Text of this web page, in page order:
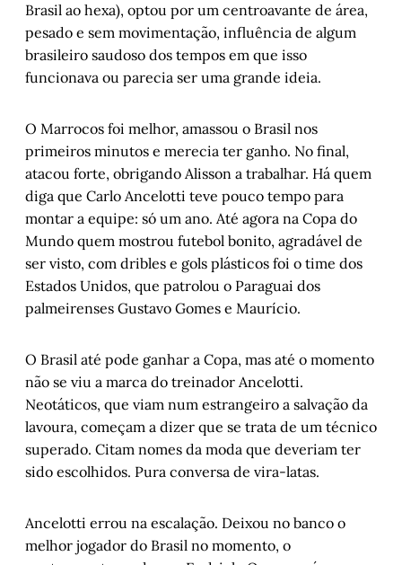
Brasil ao hexa), optou por um centroavante de área,
pesado e sem movimentação, influência de algum
brasileiro saudoso dos tempos em que isso
funcionava ou parecia ser uma grande ideia.
O Marrocos foi melhor, amassou o Brasil nos
primeiros minutos e merecia ter ganho. No final,
atacou forte, obrigando Alisson a trabalhar. Há quem
diga que Carlo Ancelotti teve pouco tempo para
montar a equipe: só um ano. Até agora na Copa do
Mundo quem mostrou futebol bonito, agradável de
ser visto, com dribles e gols plásticos foi o time dos
Estados Unidos, que patrolou o Paraguai dos
palmeirenses Gustavo Gomes e Maurício.
O Brasil até pode ganhar a Copa, mas até o momento
não se viu a marca do treinador Ancelotti.
Neotáticos, que viam num estrangeiro a salvação da
lavoura, começam a dizer que se trata de um técnico
superado. Citam nomes da moda que deveriam ter
sido escolhidos. Pura conversa de vira-latas.
Ancelotti errou na escalação. Deixou no banco o
melhor jogador do Brasil no momento, o